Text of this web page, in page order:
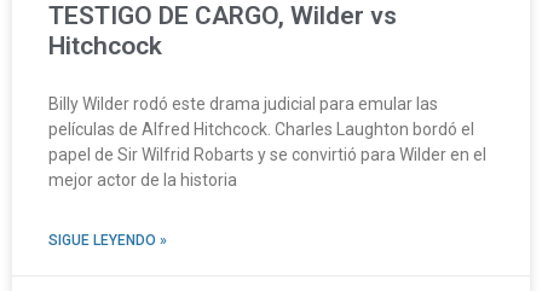
TESTIGO DE CARGO, Wilder vs
Hitchcock
Billy Wilder rodó este drama judicial para emular las
películas de Alfred Hitchcock. Charles Laughton bordó el
papel de Sir Wilfrid Robarts y se convirtió para Wilder en el
mejor actor de la historia
SIGUE LEYENDO »